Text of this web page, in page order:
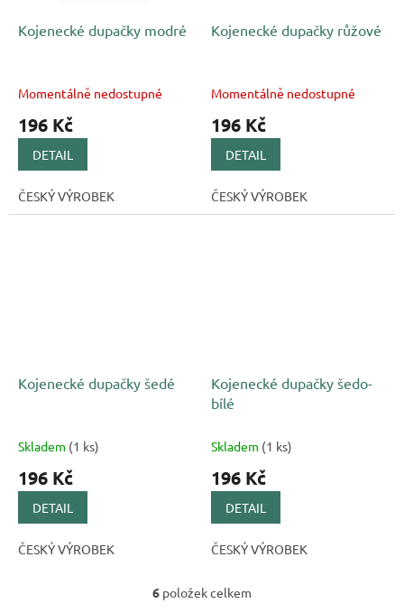
Kojenecké dupačky modré
Momentálně nedostupné
196 Kč
DETAIL
ČESKÝ VÝROBEK
Kojenecké dupačky růžové
Momentálně nedostupné
196 Kč
DETAIL
ČESKÝ VÝROBEK
Kojenecké dupačky šedé
Skladem (1 ks)
196 Kč
DETAIL
ČESKÝ VÝROBEK
Kojenecké dupačky šedo-
bílé
Skladem (1 ks)
196 Kč
DETAIL
ČESKÝ VÝROBEK
O
6 položek celkem